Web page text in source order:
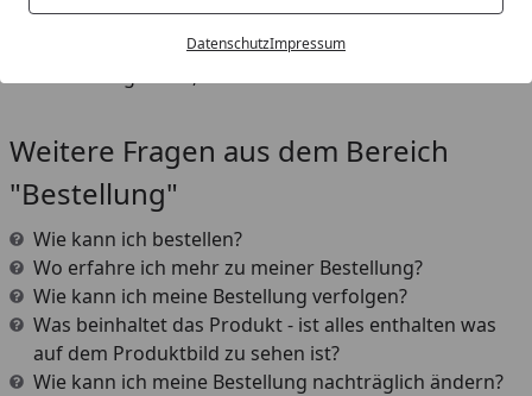
DatenschutzImpressum
Klicken Sie hierzu auf den Button „Benachrichtigen“ und
hinterlegen Sie ihre E-Mailadresse. Sobald die Ware
Weitere Fragen aus dem Bereich
"Bestellung"
Wie kann ich bestellen?
Wo erfahre ich mehr zu meiner Bestellung?
Wie kann ich meine Bestellung verfolgen?
Was beinhaltet das Produkt - ist alles enthalten was
auf dem Produktbild zu sehen ist?
Wie kann ich meine Bestellung nachträglich ändern?